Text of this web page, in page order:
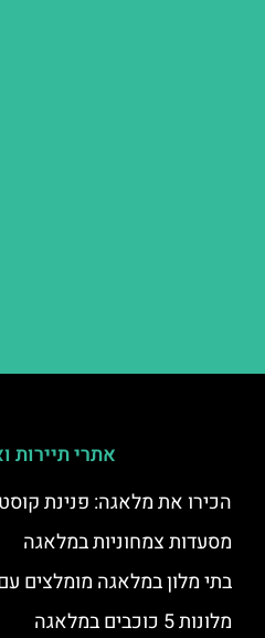
אתרי תיירות
הכירו את מלאגה: פנינת
מסעדות צמחוניות במלאגה
בתי מלון במלאגה מומלצים
מלונות 5 כוכבים במלאגה